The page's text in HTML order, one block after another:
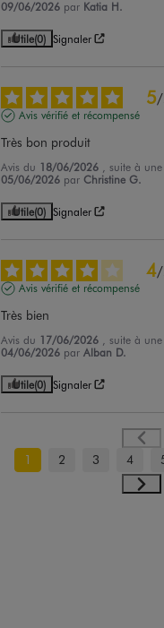
09/06/2026 par Katia H.
Utile(0) Signaler
5/
Avis vérifié et récompensé
Très bon produit
Avis du 18/06/2026
, suite à
05/06/2026 parChristine G.
Utile(0) Signaler
4/
Avis vérifié et récompensé
Très bien
Avis du 17/06/2026
, suite à
04/06/2026 parAlban D.
Utile(0) Signaler
1 2 3 4